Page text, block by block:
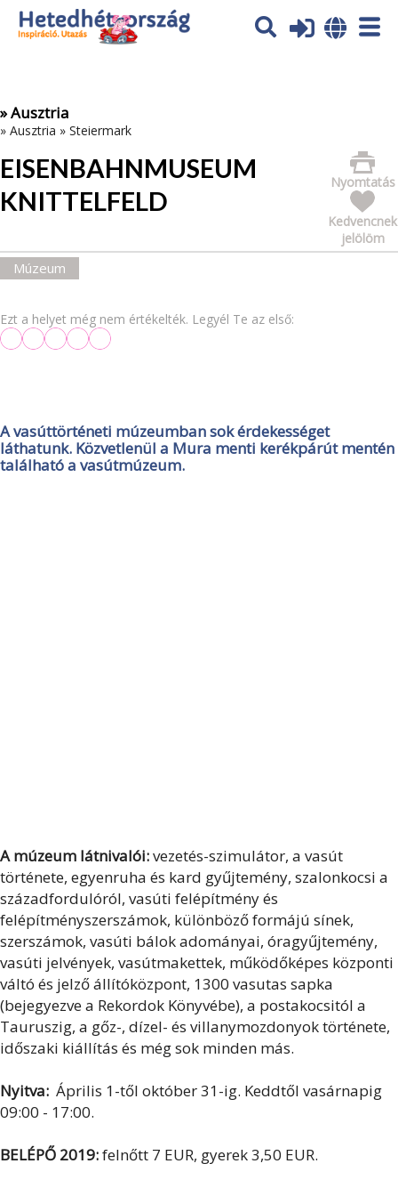
Az oldal sütiket (cookies) használ. További tájékoztatás itt:
Adatvédelmi tájékoztató
» Ausztria
» Ausztria » Steiermark
EISENBAHNMUSEUM
KNITTELFELD
Nyomtatás
Kedvencnek
jelölöm
Múzeum
Ezt a helyet még nem értékelték. Legyél Te az első:
A vasúttörténeti múzeumban sok érdekességet
láthatunk. Közvetlenül a Mura menti kerékpárút mentén
található a vasútmúzeum.
A múzeum látnivalói:vezetés-szimulátor, a vasút
története, egyenruha és kard gyűjtemény, szalonkocsi a
századfordulóról, vasúti felépítmény és
felépítményszerszámok, különböző formájú sínek,
szerszámok, vasúti bálok adományai, óragyűjtemény,
vasúti jelvények, vasútmakettek, működőképes központi
váltó és jelző állítóközpont, 1300 vasutas sapka
(bejegyezve a Rekordok Könyvébe), a postakocsitól a
Tauruszig, a gőz-, dízel- és villanymozdonyok története,
időszaki kiállítás és még sok minden más.
Nyitva: Április 1-től október 31-ig. Keddtől vasárnapig
09:00 - 17:00.
BELÉPŐ 2019:felnőtt 7 EUR, gyerek 3,50 EUR.